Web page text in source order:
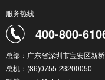
服务热线
400-800-
总部：广东省深圳市宝安区新
总机：(86)0755-23200050